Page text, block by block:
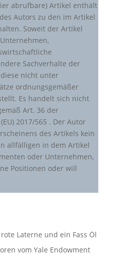
abrufbare) Artikel enthält
Autors zu den im Artikel
Soweit der Artikel
Sachverhalte der
nicht unter
ordnungsgemäßer
Es handelt sich nicht
Art. 36 der
2017/565 . Der Autor
des Artikels kein
allfälligen in dem Artikel
oder Unternehmen,
Positionen oder will
Laterne und ein Fass Öl
vom Yale Endowment